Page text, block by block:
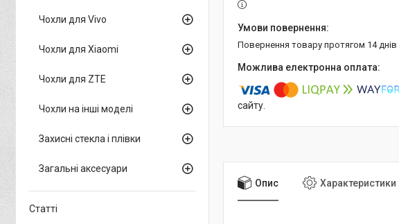
повернення товару протягом 14 днів
сайту.
Опис Характеристики
Чохли для Vivo
Чохли для Xiaomi
Чохли для ZTE
Чохли на інші моделі
Захисні стекла і плівки
Загальні аксесуари
Статті